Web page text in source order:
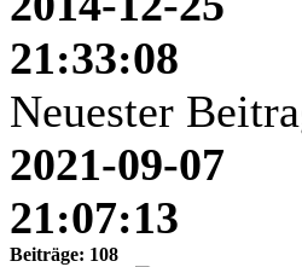
21:33:08
Neuester
2021-09-07
21:07:13
Beiträge: 108